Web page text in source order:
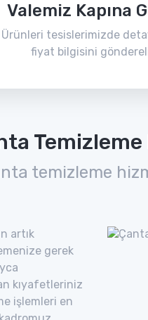
Valemiz Kapına
Ürünleri tesislerimizde
fiyat bilgisini
temizleme
artık
gerek
kıyafetleriniz
işlemleri en